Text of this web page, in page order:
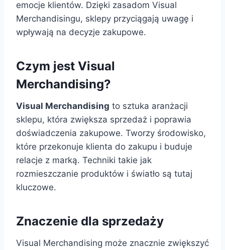
emocje klientów. Dzięki zasadom Visual
Merchandisingu, sklepy przyciągają uwagę i
wpływają na decyzje zakupowe.
Czym jest Visual
Merchandising?
Visual Merchandising to sztuka aranżacji
sklepu, która zwiększa sprzedaż i poprawia
doświadczenia zakupowe. Tworzy środowisko,
które przekonuje klienta do zakupu i buduje
relacje z marką. Techniki takie jak
rozmieszczanie produktów i światło są tutaj
kluczowe.
Znaczenie dla sprzedaży
Visual Merchandising może znacznie zwiększyć